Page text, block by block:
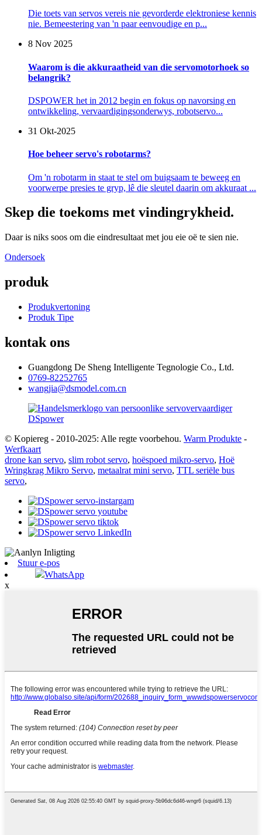
Die toets van servos vereis nie gevorderde elektroniese kennis
nie. Bemeestering van 'n paar eenvoudige en p...
8 Nov 2025
Waarom is die akkuraatheid van die servomotorhoek so
belangrik?
DSPOWER het in 2012 begin en fokus op navorsing en
ontwikkeling, vervaardigingsonderwys, robotservo...
31 Okt-2025
Hoe beheer servo's robotarms?
Om 'n robotarm in staat te stel om buigsaam te beweeg en
voorwerpe presies te gryp, lê die sleutel daarin om akkuraat ...
Skep die toekoms met vindingrykheid.
Daar is niks soos om die eindresultaat met jou eie oë te sien nie.
Ondersoek
produk
Produkvertoning
Produk Tipe
kontak ons
Guangdong De Sheng Intelligente Tegnologie Co., Ltd.
0769-82252765
wangjia@dsmodel.com.cn
© Kopiereg - 2010-2025: Alle regte voorbehou. Warm Produkte -
Werfkaart
drone kan servo, slim robot servo, hoëspoed mikro-servo, Hoë
Wringkrag Mikro Servo, metaalrat mini servo, TTL seriële bus
servo,
Stuur e-pos
WhatsApp
x